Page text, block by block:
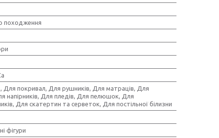
походження
Для покривал, Для рушників, Для матраців, Для
напірників, Для пледів, Для пелюшок, Для
Для скатертин та серветок, Для постільної білизни
фігури